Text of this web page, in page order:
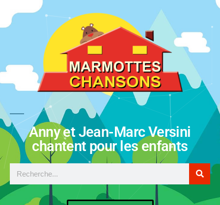
Anny et Jean-Marc Versini
chantent pour les enfants